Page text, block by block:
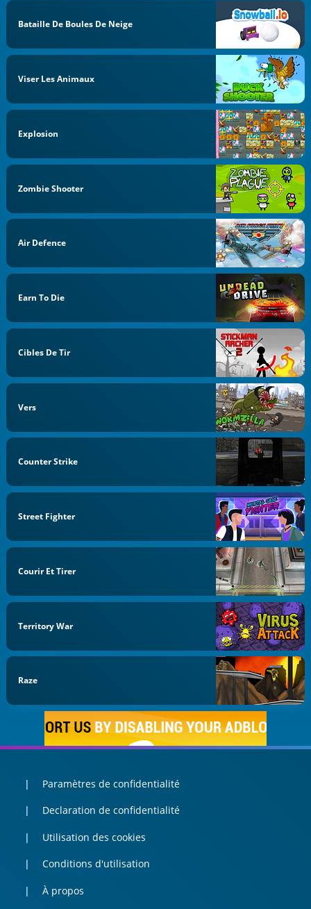
Bataille De Boules De Neige
Viser Les Animaux
Explosion
Zombie Shooter
Air Defence
Earn To Die
Cibles De Tir
Vers
Counter Strike
Street Fighter
Courir Et Tirer
Territory War
Raze
Paramètres de confidentialité
Declaration de confidentialité
Utilisation des cookies
Conditions d'utilisation
À propos